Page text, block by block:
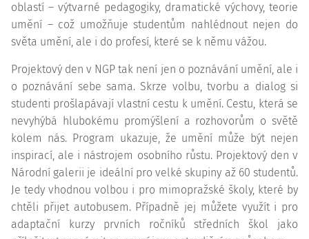
oblastí – výtvarné pedagogiky, dramatické výchovy, teorie
umění – což umožňuje studentům nahlédnout nejen do
světa umění, ale i do profesí, které se k němu vážou.
Projektový den v NGP tak není jen o poznávání umění, ale i
o poznávání sebe sama. Skrze volbu, tvorbu a dialog si
studenti prošlapávají vlastní cestu k umění. Cestu, která se
nevyhýbá hlubokému promýšlení a rozhovorům o světě
kolem nás. Program ukazuje, že umění může být nejen
inspirací, ale i nástrojem osobního růstu. Projektový den v
Národní galerii je ideální pro velké skupiny až 60 studentů.
Je tedy vhodnou volbou i pro mimopražské školy, které by
chtěli přijet autobusem. Případně jej můžete využít i pro
adaptační kurzy prvních ročníků středních škol jako